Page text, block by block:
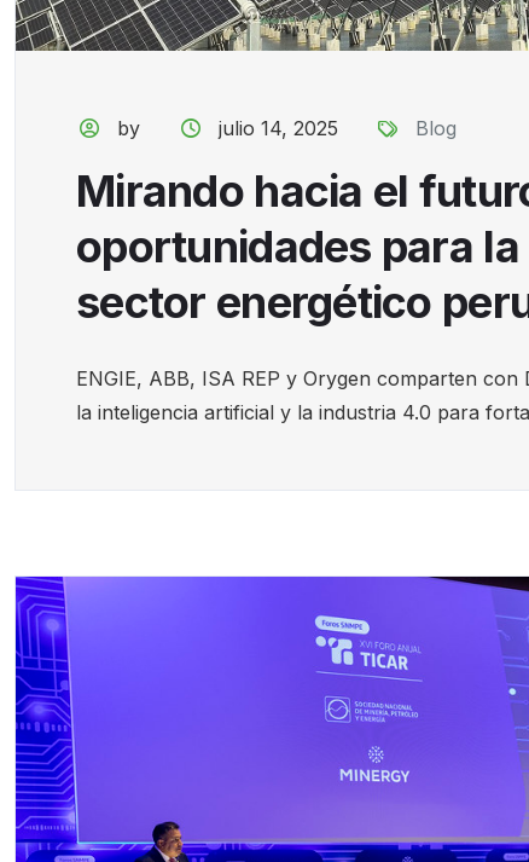
by julio 14, 2025 Blog
Mirando hacia el
oportunidades para
sector energético
ENGIE, ABB, ISA REP y Orygen comparten
la inteligencia artificial y la industria 4.0 para